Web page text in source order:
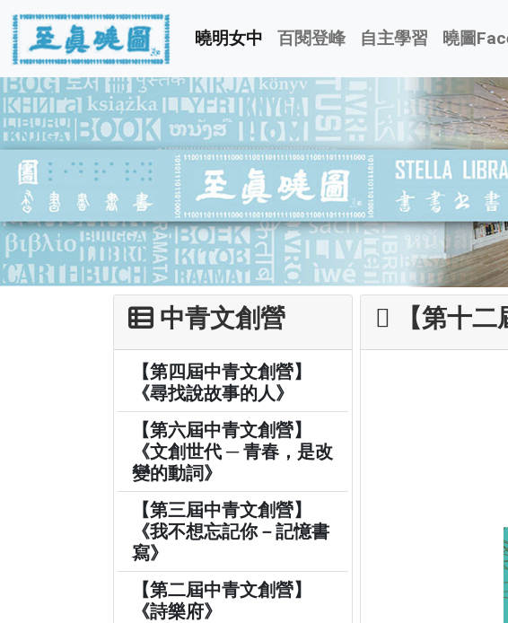
曉明女中 百閱登峰 自主學習 曉圖
中青文創營
【第四屆中青文創營】
《尋找說故事的人》
【第六屆中青文創營】
《文創世代 ─ 青春，是改
變的動詞》
【第三屆中青文創營】
《我不想忘記你－記憶書
寫》
【第二屆中青文創營】
《詩樂府》
【第十